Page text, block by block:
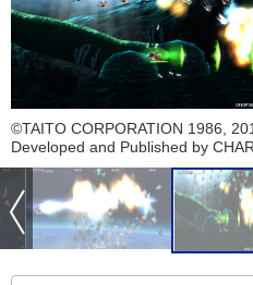
©TAITO CORPORATION 1986,
Developed and Published by